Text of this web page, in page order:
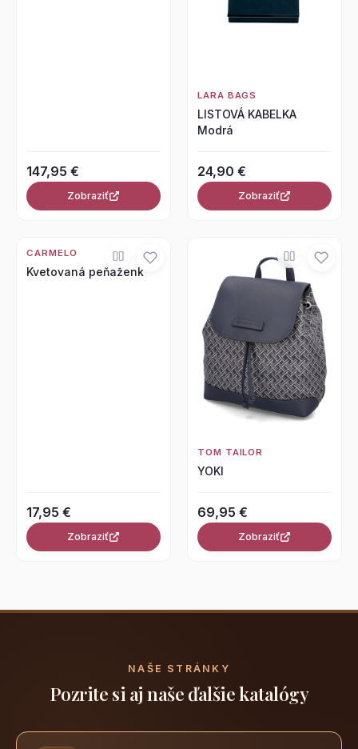
147,95 €
Zobraziť
LARA BAGS
LISTOVÁ KABELKA
Modrá
24,90 €
Zobraziť
CARMELO
Kvetovaná peňaženk
17,95 €
Zobraziť
TOM TAILOR
YOKI
69,95 €
Zobraziť
NAŠE STRÁNKY
Pozrite si aj naše ďalšie katalógy